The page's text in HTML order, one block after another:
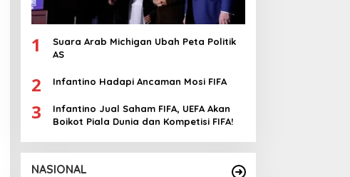
1
Suara Arab Michigan Ubah Peta Politik
AS
2 Infantino Hadapi Ancaman Mosi FIFA
3
Infantino Jual Saham FIFA, UEFA Akan
Boikot Piala Dunia dan Kompetisi FIFA!
NASIONAL